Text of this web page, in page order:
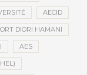
AECID
DIORI HAMANI
AES